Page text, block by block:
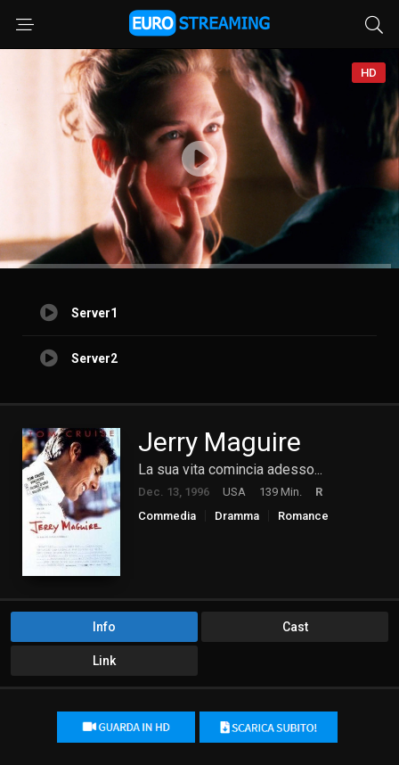
HD
Server1
Server2
Jerry Maguire
La sua vita comincia adesso...
Dec. 13, 1996 USA 139 Min.
R
Commedia
Dramma Romance
Info Cast
Link